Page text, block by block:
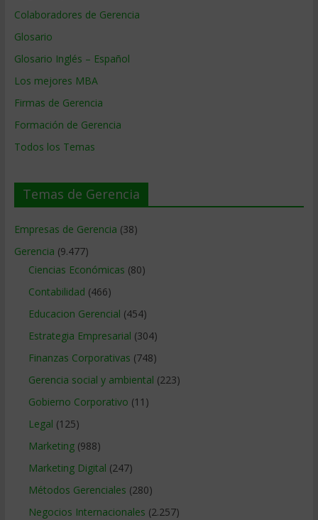
Colaboradores de Gerencia
Glosario
Glosario Inglés – Español
Los mejores MBA
Firmas de Gerencia
Formación de Gerencia
Todos los Temas
Temas de Gerencia
Empresas de Gerencia (38)
Gerencia (9.477)
Ciencias Económicas (80)
Contabilidad (466)
Educacion Gerencial (454)
Estrategia Empresarial (304)
Finanzas Corporativas (748)
Gerencia social y ambiental (223)
Gobierno Corporativo (11)
Legal (125)
Marketing(988)
Marketing Digital (247)
Métodos Gerenciales (280)
Negocios Internacionales (2.257)